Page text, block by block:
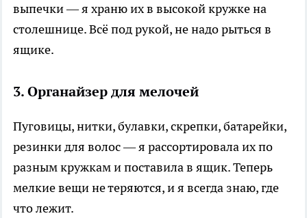
выпечки — я храню их в высокой кружке на
столешнице. Всё под рукой, не надо рыться в
ящике.
3. Органайзер для мелочей
Пуговицы, нитки, булавки, скрепки, батарейки,
резинки для волос — я рассортировала их по
разным кружкам и поставила в ящик. Теперь
мелкие вещи не теряются, и я всегда знаю, где
что лежит.